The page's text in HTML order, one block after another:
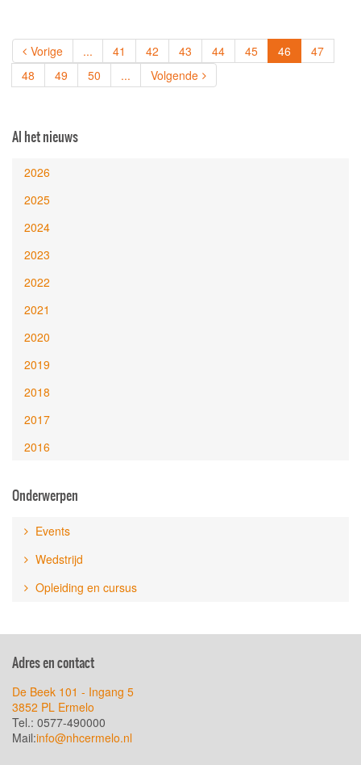
Vorige ... 41 42 43 44 45 46 (current)
47
48
49 50 ... Volgende
Al het nieuws
2026
2025
2024
2023
2022
2021
2020
2019
2018
2017
2016
Onderwerpen
Events
Wedstrijd
Opleiding en cursus
Adres en contact
De Beek 101 - Ingang 5
3852 PL Ermelo
Tel.: 0577-490000
Mail:info@nhcermelo.nl